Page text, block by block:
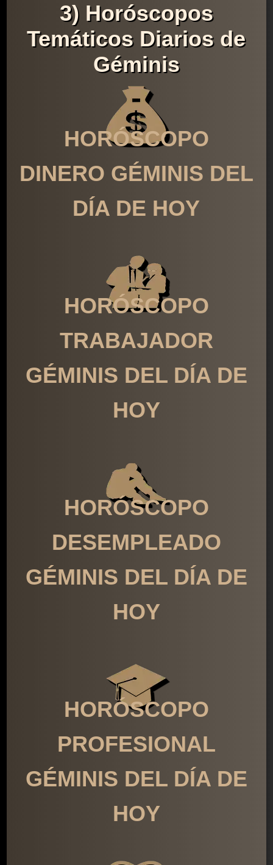
3) Horóscopos
Temáticos Diarios de
Géminis
HORÓSCOPO
DINERO GÉMINIS DEL
DÍA DE HOY
HORÓSCOPO
TRABAJADOR
GÉMINIS DEL DÍA DE
HOY
HORÓSCOPO
DESEMPLEADO
GÉMINIS DEL DÍA DE
HOY
HORÓSCOPO
PROFESIONAL
GÉMINIS DEL DÍA DE
HOY